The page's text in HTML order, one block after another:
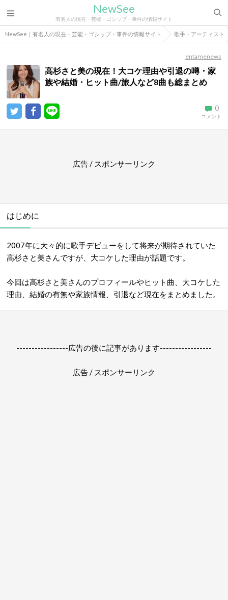
NewSee
有名人の現在・芸能・ゴシップ・事件の情報サイト
NewSee｜有名人の現在・芸能・ゴシップ・事件の情報サイト 歌手・アーティスト
entamenews
高杉さと美の現在！大コケ理由や引退の噂・家
族や結婚・ヒット曲/旅人など8曲も総まとめ
0
コメント
広告 / スポンサーリンク
はじめに
2007年に大々的に歌手デビューをして将来が期待されていた
高杉さと美さんですが、大コケした理由が話題です。
今回は高杉さと美さんのプロフィールやヒット曲、大コケした
理由、結婚の有無や家族情報、引退など現在をまとめました。
-----------------広告の後に記事があります-----------------
広告 / スポンサーリンク